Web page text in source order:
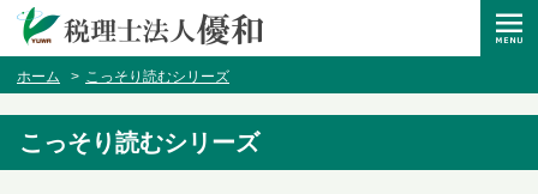
ホーム こっそり読むシリーズ
こっそり読むシリーズ